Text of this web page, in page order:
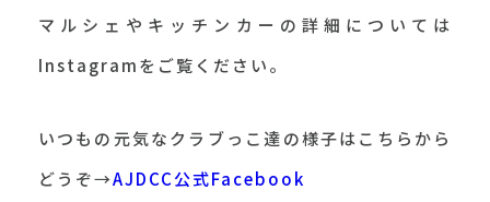
マルシェやキッチンカーの詳細については
Instagramをご覧ください。
いつもの元気なクラブっこ達の様子はこちらから
どうぞ→AJDCC公式Facebook